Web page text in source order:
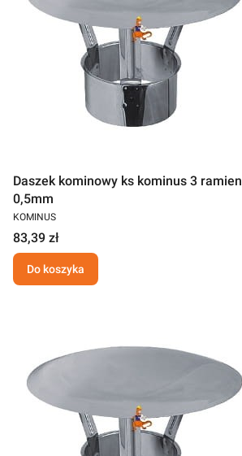
Daszek kominowy ks kominus 3
0,5mm
KOMINUS
83,39 zł
Do koszyka